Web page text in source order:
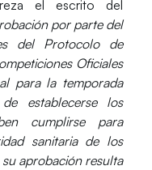
el escrito del
por parte del
del Protocolo de
Oficiales
para la temporada
establecerse los
cumplirse para
sanitaria de los
aprobación resulta